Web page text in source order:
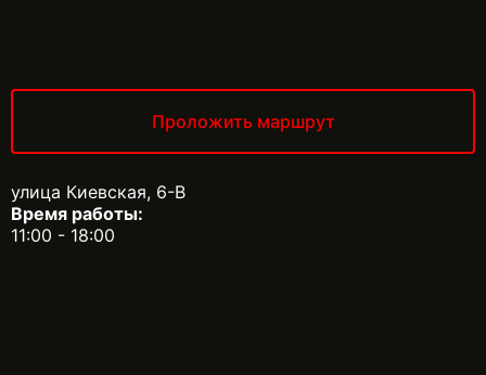
Проложить маршрут
улица Киевская, 6-В
Время работы:
11:00 - 18:00